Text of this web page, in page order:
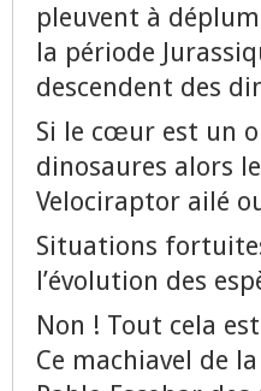
pleuvent à
la période
descendent des
Si le cœur est un
dinosaures alors
Velociraptor ailé
Situations
l’évolution des
Non ! Tout cela
Ce machiavel de